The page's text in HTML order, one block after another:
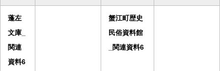
蓬左
文庫_
関連
資料6
蟹江町歴史
民俗資料館
_関連資料6